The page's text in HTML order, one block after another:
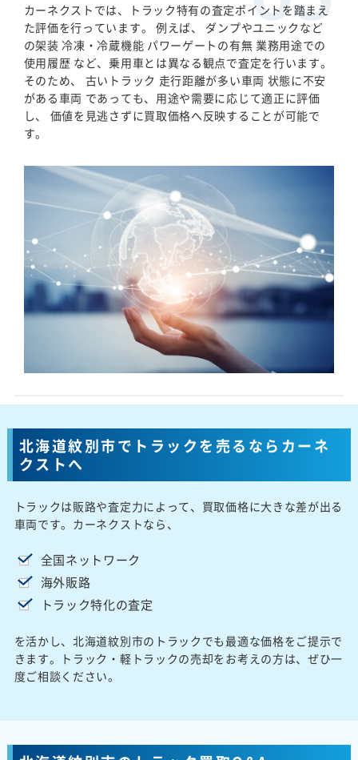
カーネクストでは、トラック特有の査定ポイントを踏まえ
た評価を行っています。 例えば、 ダンプやユニックなど
の架装 冷凍・冷蔵機能 パワーゲートの有無 業務用途での
使用履歴 など、乗用車とは異なる観点で査定を行います。
そのため、 古いトラック 走行距離が多い車両 状態に不安
がある車両 であっても、用途や需要に応じて適正に評価
し、 価値を見逃さずに買取価格へ反映することが可能で
す。
北海道紋別市でトラックを売るならカーネ
クストへ
トラックは販路や査定力によって、買取価格に大きな差が出る
車両です。カーネクストなら、
全国ネットワーク
海外販路
トラック特化の査定
を活かし、北海道紋別市のトラックでも最適な価格をご提示で
きます。トラック・軽トラックの売却をお考えの方は、ぜひ一
度ご相談ください。